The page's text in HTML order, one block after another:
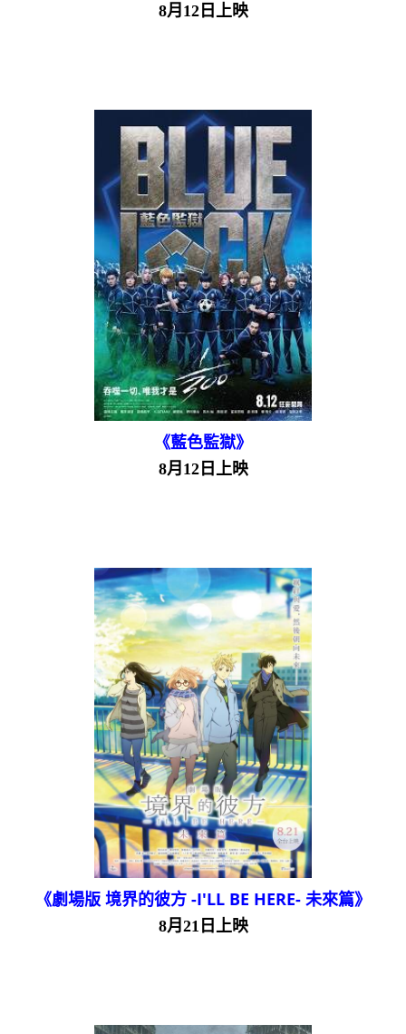
8月12日上映
《藍色監獄》
8月12日上映
《劇場版 境界的彼方 -I'LL BE HERE- 未來篇》
8月21日上映